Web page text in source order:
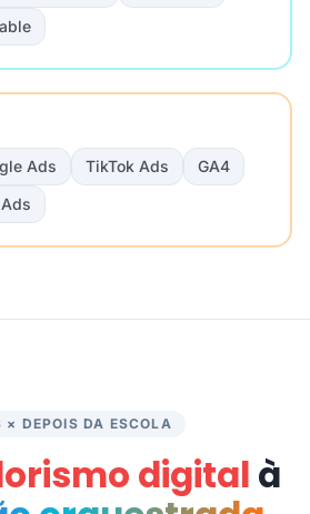
Ads TikTok Ads
GA4
× DEPOIS DA ESCOLA
digital à